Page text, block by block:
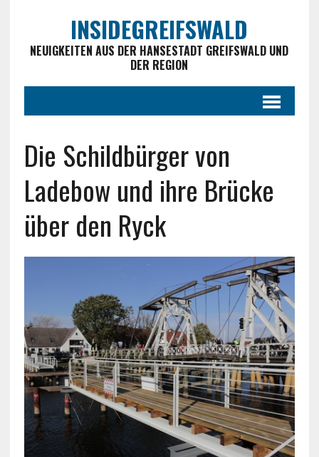
INSIDEGREIFSWALD
NEUIGKEITEN AUS DER HANSESTADT GREIFSWALD UND
DER REGION
Die Schildbürger von
Ladebow und ihre Brücke
über den Ryck